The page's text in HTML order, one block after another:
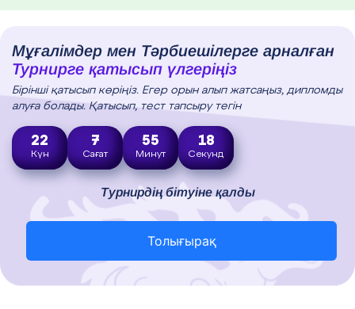
Мұғалімдер мен Тәрбиешілерге арналған
Турнирге қатысып үлгеріңіз
Бірінші қатысып көріңіз. Егер орын алып жатсаңыз, дипломды
алуға болады. Қатысып, тест тапсыру тегін
22
Күн
7
Сағат
55
Минут
17
Секунд
Турнирдің бітуіне қалды
Толығырақ